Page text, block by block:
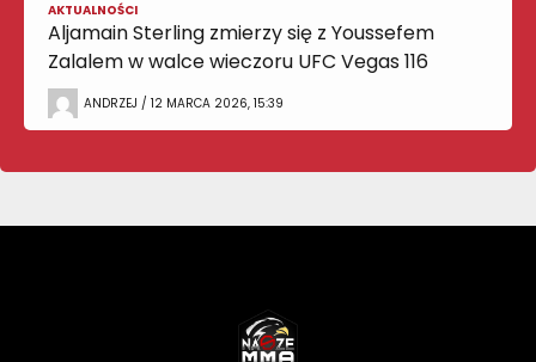
AKTUALNOŚCI
Aljamain Sterling zmierzy się z Youssefem
Zalalem w walce wieczoru UFC Vegas 116
ANDRZEJ / 12 MARCA 2026, 15:39